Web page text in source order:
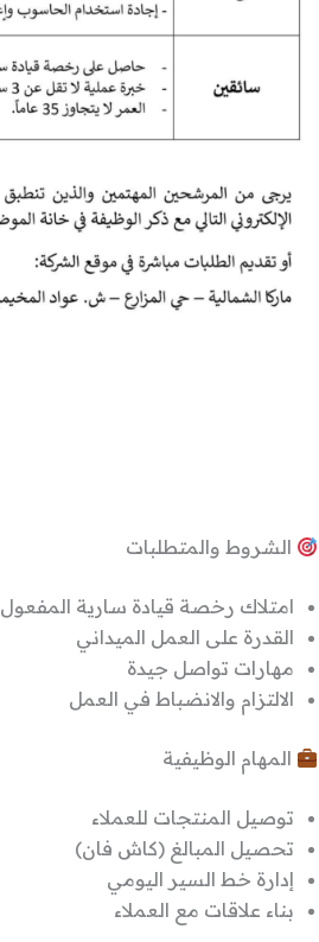
الشروط والمتطلبات
امتلاك رخصة قيادة سارية المفعول
القدرة على العمل الميداني
مهارات تواصل جيدة
الالتزام والانضباط في العمل
المهام الوظيفية
توصيل المنتجات للعملاء
تحصيل المبالغ (كاش فان)
إدارة خط السير اليومي
بناء علاقات مع العملاء